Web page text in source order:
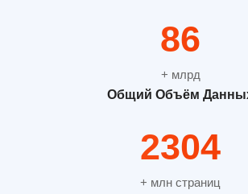
115
+ млрд
Общий Объём
3072
+ млн страниц